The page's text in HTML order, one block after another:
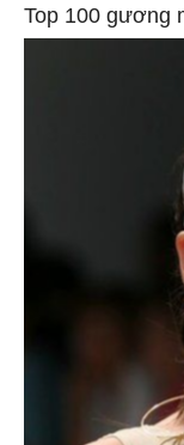
Top 100 gương